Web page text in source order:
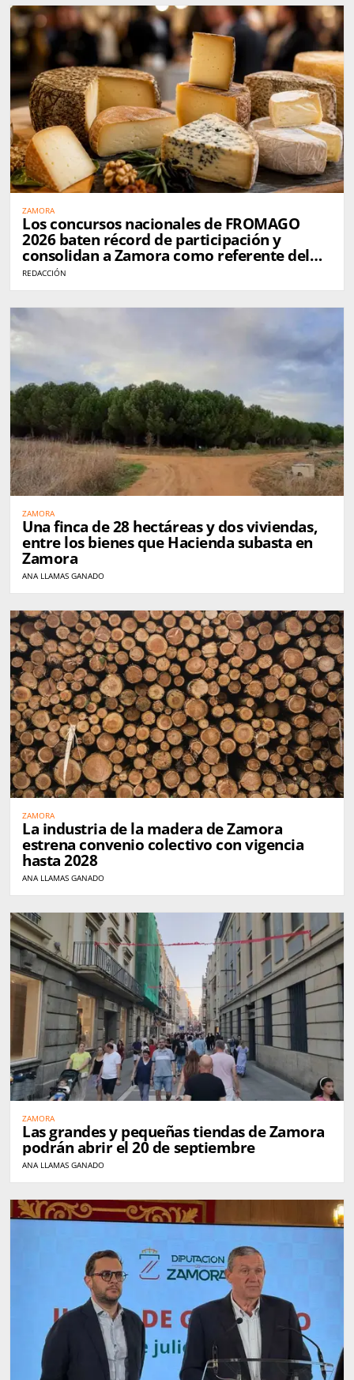
ZAMORA
Los concursos nacionales de FROMAGO
2026 baten récord de participación y
consolidan a Zamora como referente del
queso en España
REDACCIÓN
ZAMORA
Una finca de 28 hectáreas y dos viviendas,
entre los bienes que Hacienda subasta en
Zamora
ANA LLAMAS GANADO
ZAMORA
La industria de la madera de Zamora
estrena convenio colectivo con vigencia
hasta 2028
ANA LLAMAS GANADO
ZAMORA
Las grandes y pequeñas tiendas de Zamora
podrán abrir el 20 de septiembre
ANA LLAMAS GANADO